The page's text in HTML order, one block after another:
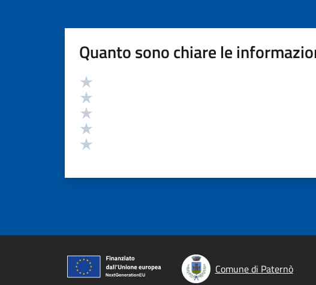
Quanto sono chiare le
Valutazione
Comune di Paternò